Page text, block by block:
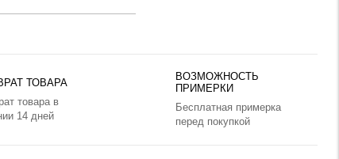
ТОВАРА
товара в
14 дней
ВОЗМОЖНОСТЬ
ПРИМЕРКИ
Бесплатная примерка
перед покупкой